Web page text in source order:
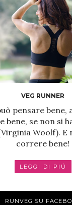
VEG RUNNER
pensare bene,
bene, se non si
Woolf). E
correre bene!
LEGGI DI PIÚ
RUNVEG SU